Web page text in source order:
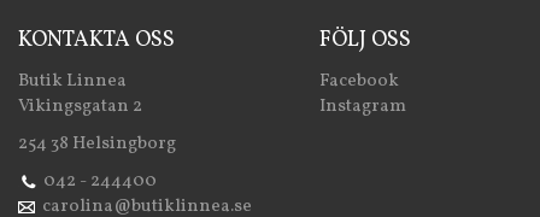
KONTAKTA OSS
Butik Linnea
Vikingsgatan 2
254 38 Helsingborg
042 - 244400
carolina@butiklinnea.se
FÖLJ OSS
Facebook
Instagram